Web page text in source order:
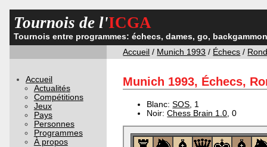
Tournois de l'ICGA
Tournois entre programmes: échecs, dames, go,
Accueil / Munich 1993 / Échecs /
Accueil
Actualités
Compétitions
Jeux
Pays
Personnes
Programmes
À propos
Munich 1993, Échecs,
Blanc:SOS , 1
Noir:Chess Brain 1.0 , 0